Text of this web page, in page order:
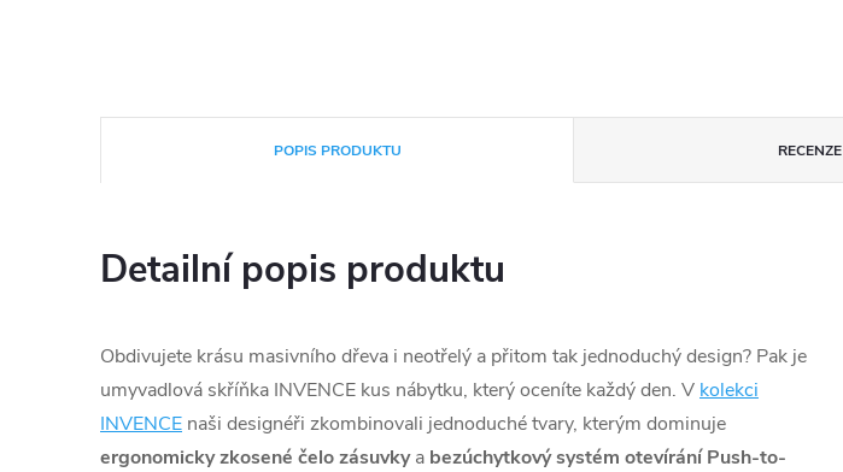
POPIS PRODUKTU RECENZE
Detailní popis produktu
Obdivujete krásu masivního dřeva i neotřelý a přitom tak jednoduchý design? Pak je
umyvadlová skříňka INVENCE kus nábytku, který oceníte každý den. V kolekci
INVENCE naši designéři zkombinovali jednoduché tvary, kterým dominuje
ergonomicky zkosené čelo zásuvky a bezúchytkový systém otevírání Push-to-